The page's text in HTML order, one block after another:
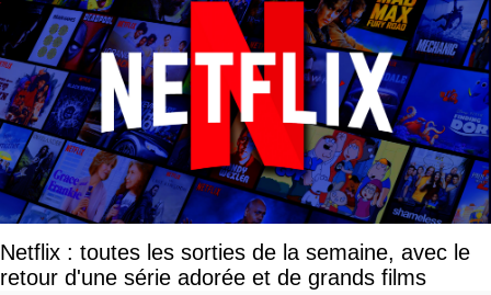
Netflix : toutes les sorties de la semaine, avec le
retour d'une série adorée et de grands films